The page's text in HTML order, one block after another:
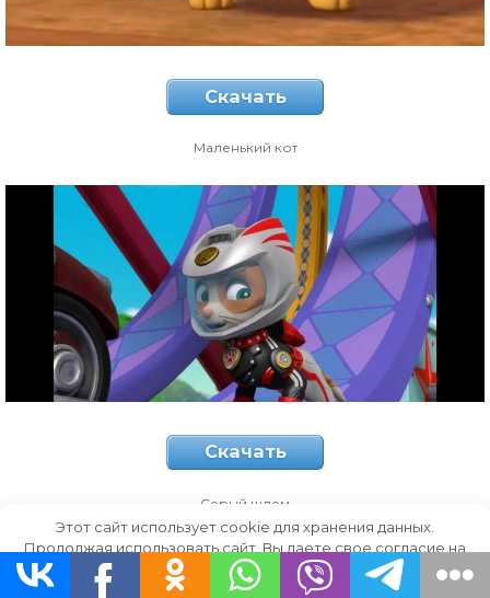
Скачать
Маленький кот
Скачать
Серый шлем
Этот сайт использует cookie для хранения данных.
Продолжая использовать сайт, Вы даете свое согласие на
работу с этими файлами.
OK